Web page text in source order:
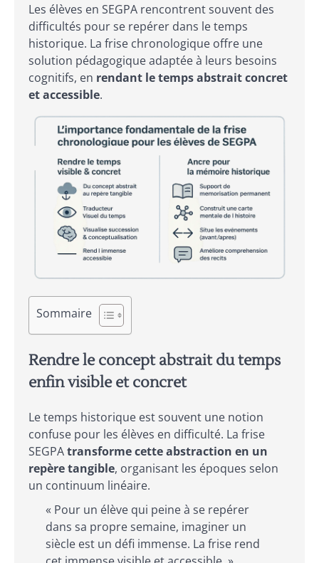
Les élèves en SEGPA rencontrent souvent des
difficultés pour se repérer dans le temps
historique. La frise chronologique offre une
solution pédagogique adaptée à leurs besoins
cognitifs, en rendant le temps abstrait concret
et accessible.
Sommaire
Rendre le concept abstrait du temps
enfin visible et concret
Le temps historique est souvent une notion
confuse pour les élèves en difficulté. La frise
SEGPAtransforme cette abstraction en un
repère tangible, organisant les époques selon
un continuum linéaire.
« Pour un élève qui peine à se repérer
dans sa propre semaine, imaginer un
siècle est un défi immense. La frise rend